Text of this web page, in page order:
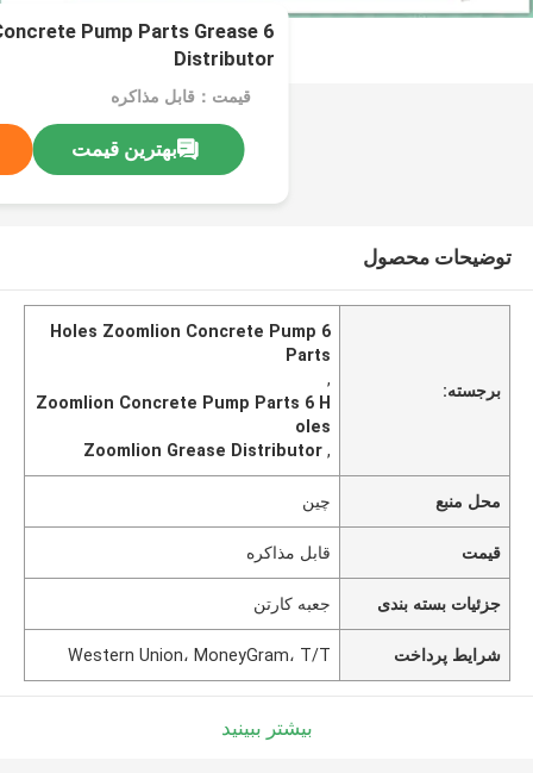
Pump Parts Grease
Distributor
قیمت：قابل مذاکره
بهترین قیمت
توضیحات محصول
برجسته:
6 Holes Zoomlion Concrete Pump
Parts
,
Zoomlion Concrete Pump Parts 6 H
oles
,
Zoomlion Grease Distributor
محل منبع چین
قیمت قابل مذاکره
جزئیات بسته بندی جعبه کارتن
شرایط پرداخت Western Union، MoneyGram، T/T
بیشتر ببینید